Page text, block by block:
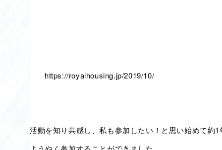
https://royalhousing.jp/2019/10/
活動を知り共感し、私も参加したい！と思い始めて約1